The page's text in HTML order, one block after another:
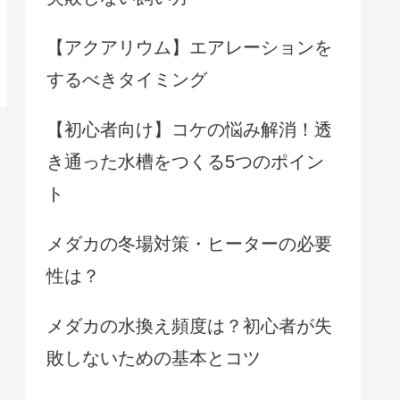
【アクアリウム】エアレーションを
するべきタイミング
【初心者向け】コケの悩み解消！透
き通った水槽をつくる5つのポイン
ト
メダカの冬場対策・ヒーターの必要
性は？
メダカの水換え頻度は？初心者が失
敗しないための基本とコツ